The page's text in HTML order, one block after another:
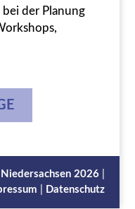
der Planung
2026
Datenschutz